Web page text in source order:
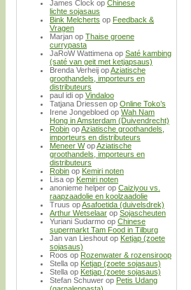
James Clock op Chinese
lichte sojasaus
Bink Melcherts op Feedback &
Vragen
Marjan op Thaise groene
currypasta
JaRoW Wattimena op Saté kambing
(saté van geit met ketjapsaus)
Brenda Verheij opAziatische
groothandels, importeurs en
distributeurs
paul idi op Vindaloo
Tatjana Driessen op Online Toko’s
Irene Jongebloed op Wah Nam
Hong in Amsterdam (Duivendrecht)
Robin opAziatische groothandels,
importeurs en distributeurs
Meneer WopAziatische
groothandels, importeurs en
distributeurs
Robin op Kemiri noten
Lisa op Kemiri noten
anonieme helper op Caiziyou vs.
raapzaadolie en koolzaadolie
Truus opAsafoetida (duivelsdrek)
Arthur Wetselaar op Sojascheuten
Yuriani Sudarmo op Chinese
supermarkt Tam Food in Tilburg
Jan van Lieshout op Ketjap (zoete
sojasaus)
Roos op Rozenwater & rozensiroop
Stella op Ketjap (zoete sojasaus)
Stella op Ketjap (zoete sojasaus)
Stefan Schuwer op Petis Udang